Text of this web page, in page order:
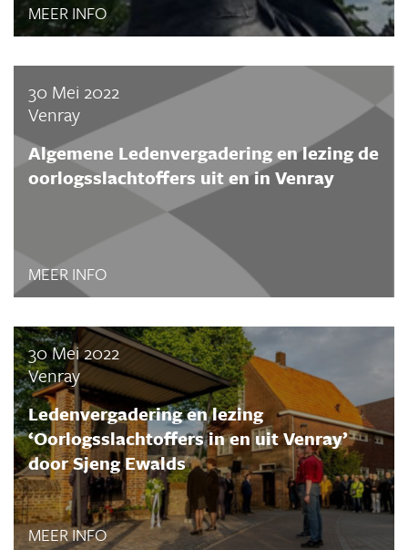
MEER INFO
30 Mei 2022
Venray
Algemene Ledenvergadering en lezing de
oorlogsslachtoffers uit en in Venray
MEER INFO
30 Mei 2022
Venray
Ledenvergadering en lezing
‘Oorlogsslachtoffers in en uit Venray’
door Sjeng Ewalds
MEER INFO